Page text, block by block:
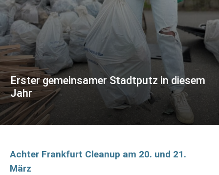
Erster gemeinsamer Stadtputz in diesem
Jahr
Achter Frankfurt Cleanup am 20. und 21.
März